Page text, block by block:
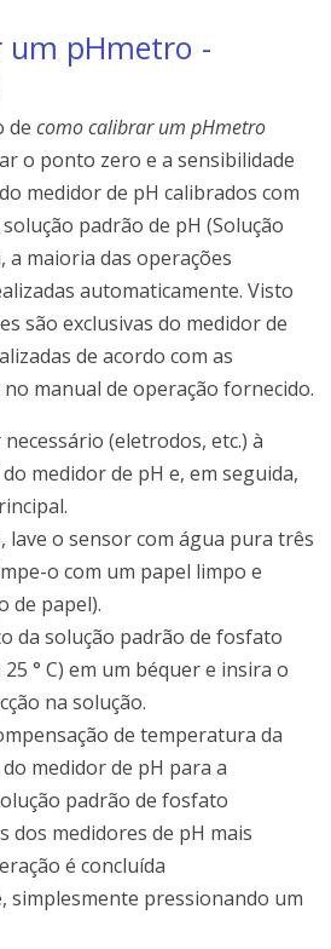
um pHmetro -
de como calibrar um pHmetro
o ponto zero e a sensibilidade
medidor de pH calibrados com
padrão de pH (Solução
a maioria das operações
automaticamente. Visto
são exclusivas do medidor de
de acordo com as
manual de operação fornecido.
(eletrodos, etc.) à
medidor de pH e, em seguida,
lave o sensor com água pura três
o com um papel limpo e
de papel).
da solução padrão de fosfato
° C) em um béquer e insira o
na solução.
de temperatura da
medidor de pH para a
padrão de fosfato
dos medidores de pH mais
é concluída
simplesmente pressionando um